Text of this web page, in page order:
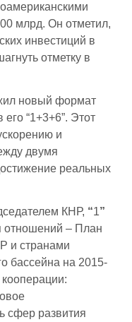
млрд. Он отметил,
инвестиций в
отметку в
новый формат
“1+3+6”. Этот
и
двумя
реальных
КНР, “1”
отношений – План
и странами
бассейна на 2015-
кооперации:
сфер развития